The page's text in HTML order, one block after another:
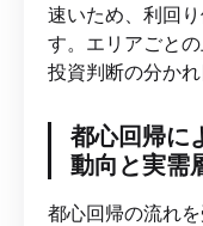
速いため、利回
す。エリアごと
投資判断の分かれ
都心回帰に
動向と実需
都心回帰の流れ